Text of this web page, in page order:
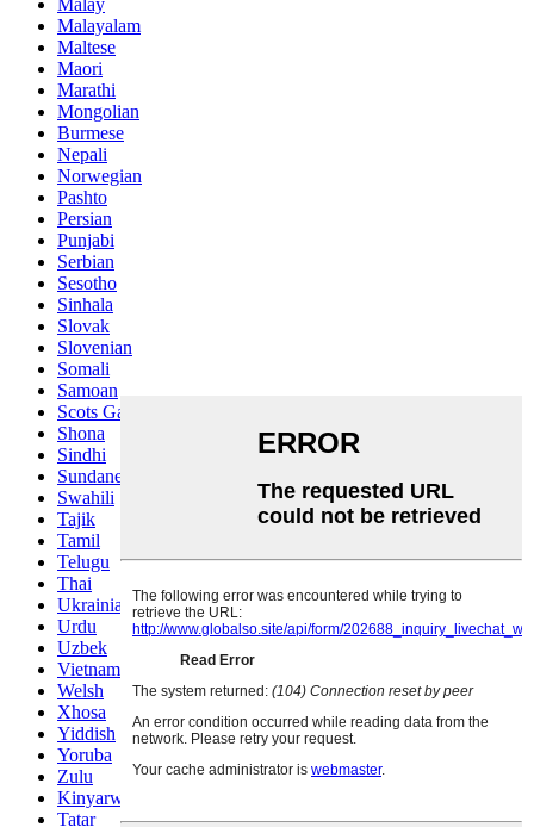
Malayalam
Maltese
Maori
Marathi
Mongolian
Burmese
Nepali
Norwegian
Pashto
Persian
Punjabi
Serbian
Sesotho
Sinhala
Slovak
Slovenian
Somali
Samoan
Scots Gaelic
Shona
Sindhi
Sundanese
Swahili
Tajik
Tamil
Telugu
Thai
Ukrainian
Urdu
Uzbek
Vietnamese
Welsh
Xhosa
Yiddish
Yoruba
Zulu
Kinyarwanda
Tatar